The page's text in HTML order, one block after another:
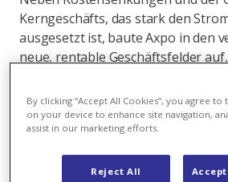
Kerngeschäfts, das stark den
ausgesetzt ist, baute Axpo in den
neue, rentable Geschäftsfelder
Vordergrund stehen dabei das
geförderten erneuerbaren
internationale Geschäft mit
Kundenlösungen. Aufgrund der
Cashflows in der konventionellen
By clicking “Accept All Cookies”, you agree
on your device to enhance site navigation,
assist in our marketing efforts.
Reject All